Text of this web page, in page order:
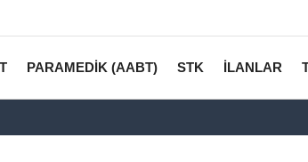
PARAMEDİK (AABT) STK İLANLAR